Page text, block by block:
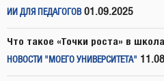
ИИ ДЛЯ ПЕДАГОГОВ 01.09.2025
Что такое «Точки роста» в
НОВОСТИ "МОЕГО УНИВЕРСИТЕТА"